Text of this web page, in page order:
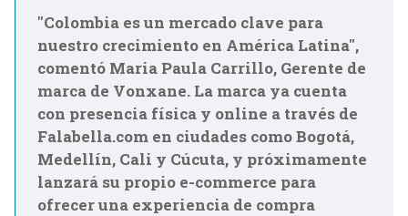
"Colombia es un mercado clave para
nuestro crecimiento en América Latina",
comentó Maria Paula Carrillo, Gerente de
marca de Vonxane. La marca ya cuenta
con presencia física y online a través de
Falabella.com en ciudades como Bogotá,
Medellín, Cali y Cúcuta, y próximamente
lanzará su propio e-commerce para
ofrecer una experiencia de compra